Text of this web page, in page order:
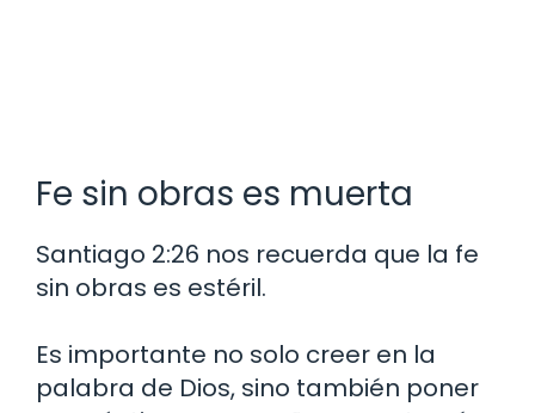
Fe sin obras es muerta
Santiago 2:26 nos recuerda que la fe
sin obras es estéril.
Es importante no solo creer en la
palabra de Dios, sino también poner